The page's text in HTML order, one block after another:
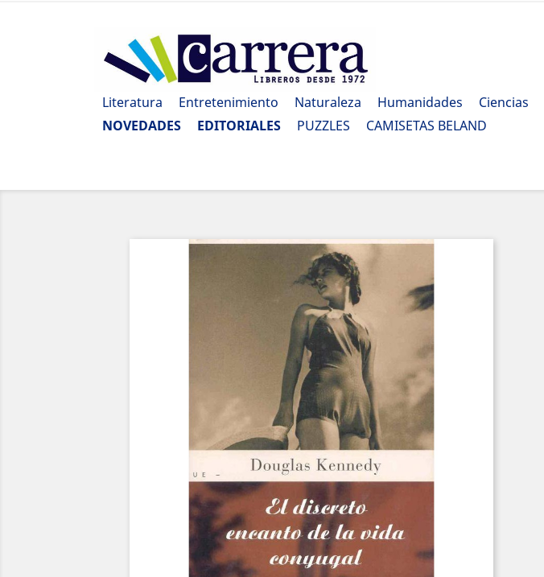
Literatura
Entretenimiento Naturaleza Humanidades Ciencias
NOVEDADES
EDITORIALES PUZZLES CAMISETAS BELAND